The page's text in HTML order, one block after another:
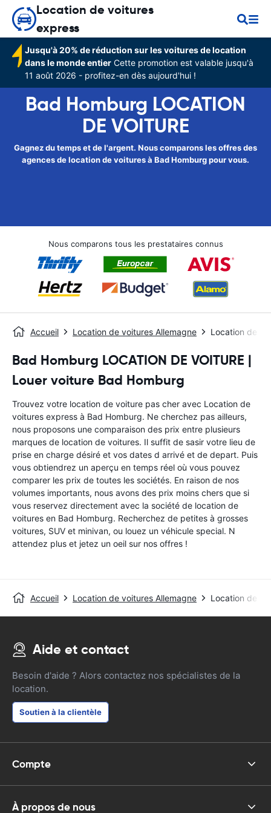
Location de voitures
express
Jusqu'à 20% de réduction sur les voitures de location
dans le monde entier Cette promotion est valable jusqu'à
11 août 2026 - profitez-en dès aujourd'hui !
Bad Homburg LOCATION
DE VOITURE
Gagnez du temps et de l'argent. Nous comparons les offres des
agences de location de voitures à Bad Homburg pour vous.
Nous comparons tous les prestataires connus
Accueil Location de voitures Allemagne Location de
Bad Homburg LOCATION DE VOITURE |
Louer voiture Bad Homburg
Trouvez votre location de voiture pas cher avec Location de
voitures express à Bad Homburg. Ne cherchez pas ailleurs,
nous proposons une comparaison des prix entre plusieurs
marques de location de voitures. Il suffit de sasir votre lieu de
prise en charge désiré et vos dates d arrivé et de depart. Puis
vous obtiendrez un aperçu en temps réel où vous pouvez
comparer les prix de toutes les sociétés. En raison de nos
volumes importants, nous avons des prix moins chers que si
vous reservez directement avec la société de location de
voitures en Bad Homburg. Recherchez de petites à grosses
voitures, SUV et minivan, ou louez un véhicule special. N
attendez plus et jetez un oeil sur nos offres !
Accueil Location de voitures Allemagne Location de
Aide et contact
Besoin d'aide ? Alors contactez nos spécialistes de la
location.
Soutien à la clientèle
Compte
À propos de nous